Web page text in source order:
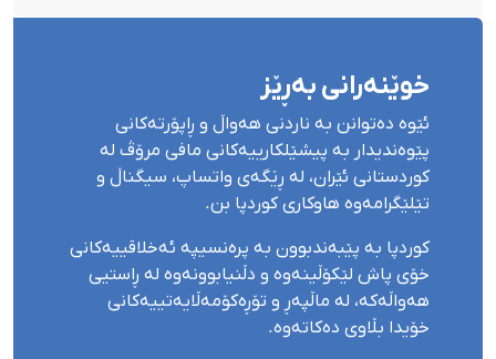
خوێنەرانی بەڕێز
ئێوە دەتوانن بە ناردنی هەواڵ و ڕاپۆرتەکانی
پێوەندیدار بە پیشێلکارییەکانی مافی مرۆڤ لە
کوردستانی ئێران، لە ڕێگەی واتساپ، سیگناڵ و
تێلێگرامەوە هاوکاری کوردپا بن.
کوردپا بە پێبەندبوون بە پرەنسیپە ئەخلاقییەکانی
خۆی پاش لێکۆڵینەوە و دڵنیابوونەوە لە ڕاستیی
هەواڵەکە، لە ماڵپەڕ و تۆڕەکۆمەڵایەتییەکانی
خۆیدا بڵاوی دەکاتەوە.